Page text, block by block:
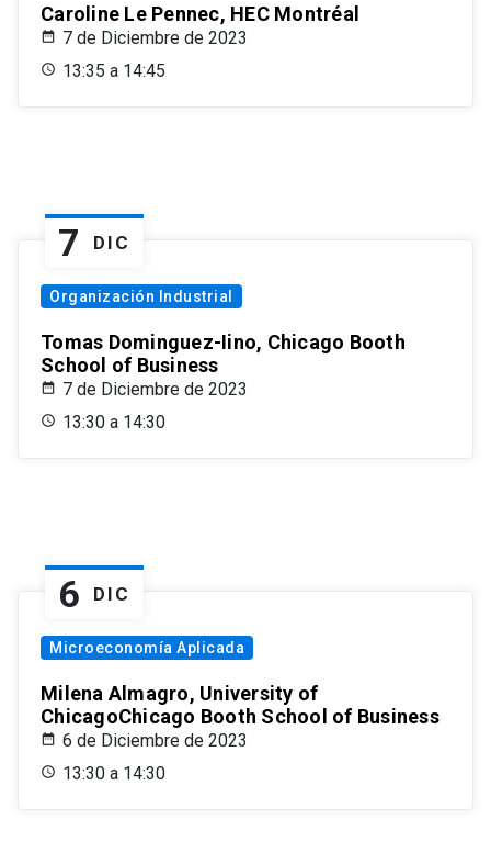
Caroline Le Pennec, HEC Montréal
7 de Diciembre de 2023
13:35 a 14:45
7 DIC
Organización Industrial
Tomas Dominguez-Iino, Chicago Booth
School of Business
7 de Diciembre de 2023
13:30 a 14:30
6 DIC
Microeconomía Aplicada
Milena Almagro, University of
ChicagoChicago Booth School of Business
6 de Diciembre de 2023
13:30 a 14:30